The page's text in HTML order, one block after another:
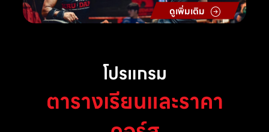
ดูเพิ่มเติม
โปรแกรม
ตารางเรียนและราคา